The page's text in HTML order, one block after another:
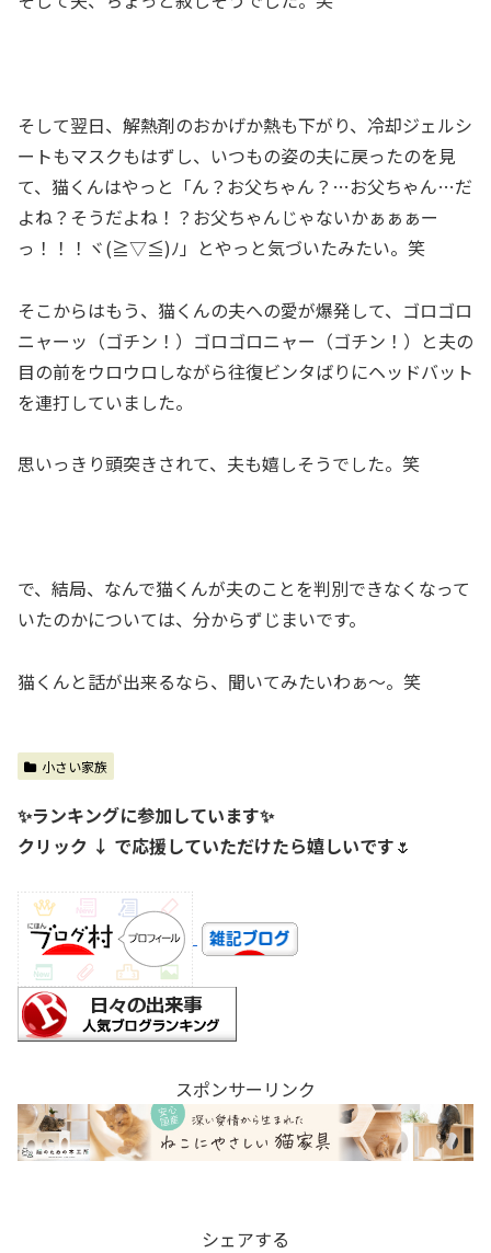
そして翌日、解熱剤のおかげか熱も下がり、冷却ジェルシ
ートもマスクもはずし、いつもの姿の夫に戻ったのを見
て、猫くんはやっと「ん？お父ちゃん？…お父ちゃん…だ
よね？そうだよね！？お父ちゃんじゃないかぁぁぁー
っ！！！ヾ(≧▽≦)ﾉ」とやっと気づいたみたい。笑
そこからはもう、猫くんの夫への愛が爆発して、ゴロゴロ
ニャーッ（ゴチン！）ゴロゴロニャー（ゴチン！）と夫の
目の前をウロウロしながら往復ビンタばりにヘッドバット
を連打していました。
思いっきり頭突きされて、夫も嬉しそうでした。笑
で、結局、なんで猫くんが夫のことを判別できなくなって
いたのかについては、分からずじまいです。
猫くんと話が出来るなら、聞いてみたいわぁ～。笑
小さい家族
✨ランキングに参加しています✨
クリック ↓ で応援していただけたら嬉しいです🌷
スポンサーリンク
シェアする